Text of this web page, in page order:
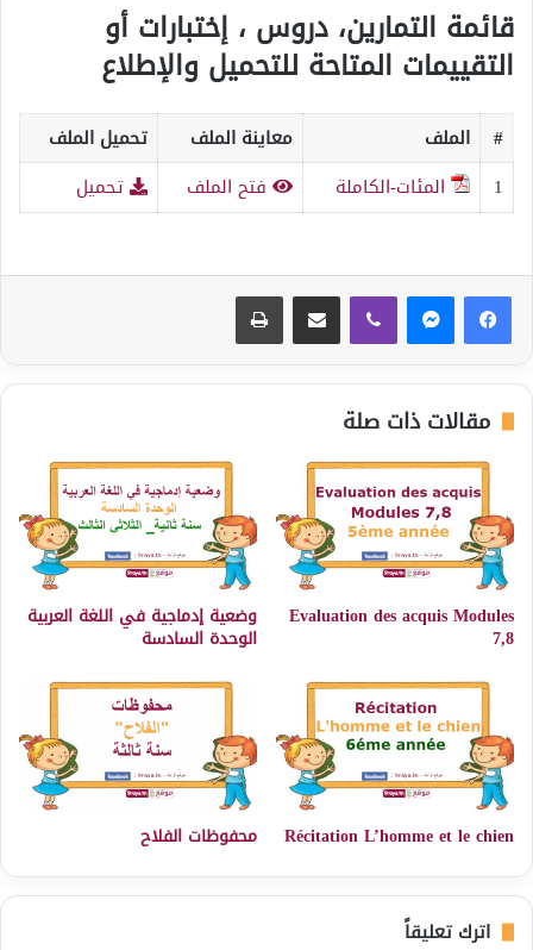
قائمة التمارين، دروس ، إختبارات أو
التقييمات المتاحة للتحميل والإطلاع
# الملف معاينة الملف
تحميل الملف
1
المئات-الكاملة فتح الملف تحميل
مقالات ذات صلة
Evaluation des acquis Modules
7,8
وضعية إدماجية في اللغة العربية
الوحدة السادسة
Récitation L’homme et le chien محفوظات الفلاح
اترك تعليقاً